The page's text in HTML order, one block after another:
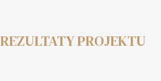
REZULTATY PROJEKTU